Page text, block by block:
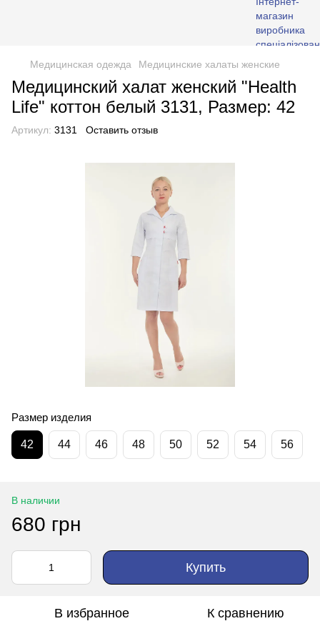
Медицинская одежда Медицинские халаты женские
Медицинский халат женский "Health
Life" коттон белый 3131, Размер: 42
Артикул: 3131 Оставить отзыв
Размер изделия
42 44 46 48 50 52 54 56
В наличии
680 грн
Купить
В избранное К сравнению